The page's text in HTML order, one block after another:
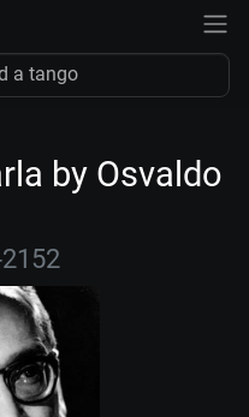
by Osvaldo